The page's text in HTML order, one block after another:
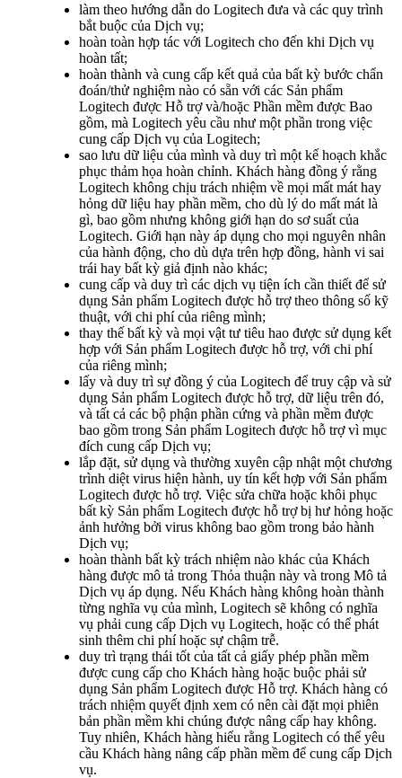
làm theo hướng dẫn do Logitech đưa và các quy trình
bắt buộc của Dịch vụ;
hoàn toàn hợp tác với Logitech cho đến khi Dịch vụ
hoàn tất;
hoàn thành và cung cấp kết quả của bất kỳ bước chẩn
đoán/thử nghiệm nào có sẵn với các Sản phẩm
Logitech được Hỗ trợ và/hoặc Phần mềm được Bao
gồm, mà Logitech yêu cầu như một phần trong việc
cung cấp Dịch vụ của Logitech;
sao lưu dữ liệu của mình và duy trì một kế hoạch khắc
phục thảm họa hoàn chỉnh. Khách hàng đồng ý rằng
Logitech không chịu trách nhiệm về mọi mất mát hay
hỏng dữ liệu hay phần mềm, cho dù lý do mất mát là
gì, bao gồm nhưng không giới hạn do sơ suất của
Logitech. Giới hạn này áp dụng cho mọi nguyên nhân
của hành động, cho dù dựa trên hợp đồng, hành vi sai
trái hay bất kỳ giả định nào khác;
cung cấp và duy trì các dịch vụ tiện ích cần thiết để sử
dụng Sản phẩm Logitech được hỗ trợ theo thông số kỹ
thuật, với chi phí của riêng mình;
thay thế bất kỳ và mọi vật tư tiêu hao được sử dụng kết
hợp với Sản phẩm Logitech được hỗ trợ, với chi phí
của riêng mình;
lấy và duy trì sự đồng ý của Logitech để truy cập và sử
dụng Sản phẩm Logitech được hỗ trợ, dữ liệu trên đó,
và tất cả các bộ phận phần cứng và phần mềm được
bao gồm trong Sản phẩm Logitech được hỗ trợ vì mục
đích cung cấp Dịch vụ;
lắp đặt, sử dụng và thường xuyên cập nhật một chương
trình diệt virus hiện hành, uy tín kết hợp với Sản phẩm
Logitech được hỗ trợ. Việc sửa chữa hoặc khôi phục
bất kỳ Sản phẩm Logitech được hỗ trợ bị hư hỏng hoặc
ảnh hưởng bởi virus không bao gồm trong bảo hành
Dịch vụ;
hoàn thành bất kỳ trách nhiệm nào khác của Khách
hàng được mô tả trong Thỏa thuận này và trong Mô tả
Dịch vụ áp dụng. Nếu Khách hàng không hoàn thành
từng nghĩa vụ của mình, Logitech sẽ không có nghĩa
vụ phải cung cấp Dịch vụ Logitech, hoặc có thể phát
sinh thêm chi phí hoặc sự chậm trễ.
duy trì trạng thái tốt của tất cả giấy phép phần mềm
được cung cấp cho Khách hàng hoặc buộc phải sử
dụng Sản phẩm Logitech được Hỗ trợ. Khách hàng có
trách nhiệm quyết định xem có nên cài đặt mọi phiên
bản phần mềm khi chúng được nâng cấp hay không.
Tuy nhiên, Khách hàng hiểu rằng Logitech có thể yêu
cầu Khách hàng nâng cấp phần mềm để cung cấp Dịch
vụ.